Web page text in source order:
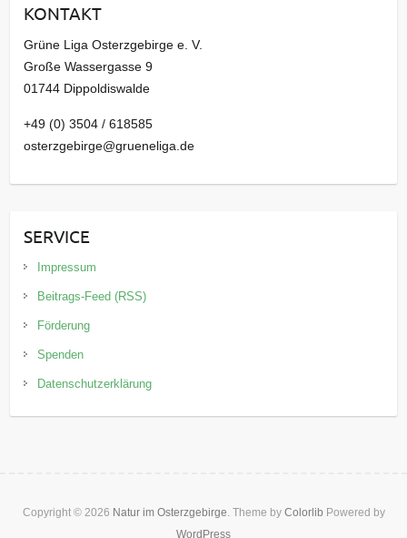
v
KONTAKT
Grüne Liga Osterzgebirge e. V.
Große Wassergasse 9
01744 Dippoldiswalde
+49 (0) 3504 / 618585
osterzgebirge@grueneliga.de
SERVICE
Impressum
Beitrags-Feed (RSS)
Förderung
Spenden
Datenschutzerklärung
Copyright © 2026 Natur im Osterzgebirge . Theme by Colorlib Powered by
WordPress